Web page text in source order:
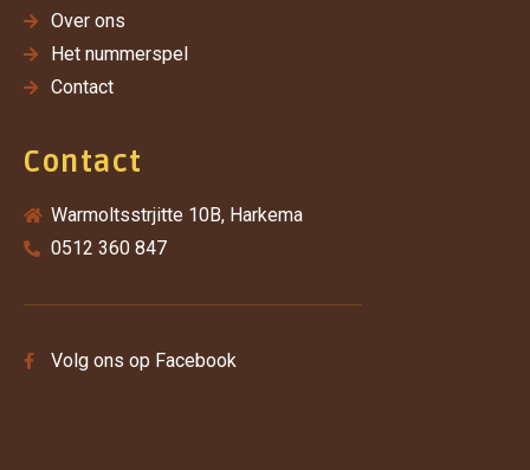
Over ons
Het nummerspel
Contact
Contact
Warmoltsstrjitte 10B, Harkema
0512 360 847
Volg ons op Facebook